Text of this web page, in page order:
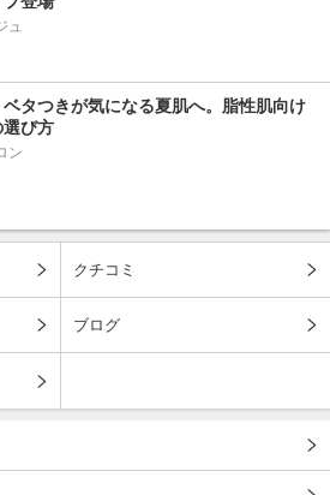
ュ
ベタつきが気になる夏肌へ。脂性肌向け
び方
ン
クチコミ
ブログ